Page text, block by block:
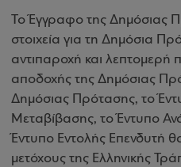
Το Έγγραφο της Δημόσιας
στοιχεία για τη Δημόσια
αντιπαροχή και λεπτομερή
αποδοχής της Δημόσιας
Δημόσιας Πρότασης, το
Μεταβίβασης, το Έντυπο
Έντυπο Εντολής Επενδυτή
μετόχους της Ελληνικής